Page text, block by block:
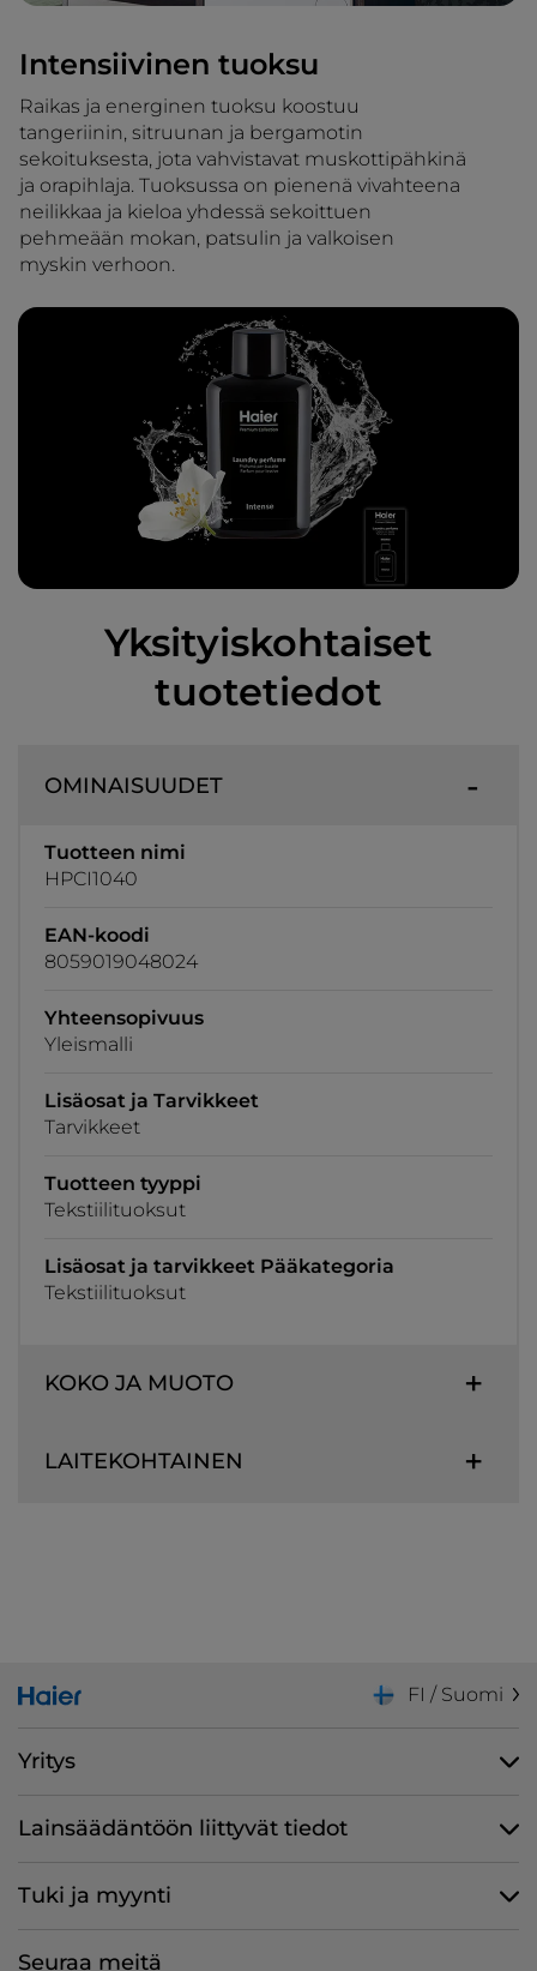
Intensiivinen tuoksu
Raikas ja energinen tuoksu koostuu
tangeriinin, sitruunan ja bergamotin
sekoituksesta, jota vahvistavat muskottipähkinä
ja orapihlaja. Tuoksussa on pienenä vivahteena
neilikkaa ja kieloa yhdessä sekoittuen
pehmeään mokan, patsulin ja valkoisen
myskin verhoon.
Yksityiskohtaiset
tuotetiedot
OMINAISUUDET
Tuotteen nimi
HPCI1040
EAN-koodi
8059019048024
Yhteensopivuus
Yleismalli
Lisäosat ja Tarvikkeet
Tarvikkeet
Tuotteen tyyppi
Tekstiilituoksut
Lisäosat ja tarvikkeet Pääkategoria
Tekstiilituoksut
KOKO JA MUOTO
LAITEKOHTAINEN
FI / Suomi
Yritys
Lainsäädäntöön liittyvät tiedot
Tuki ja myynti
Seuraa meitä